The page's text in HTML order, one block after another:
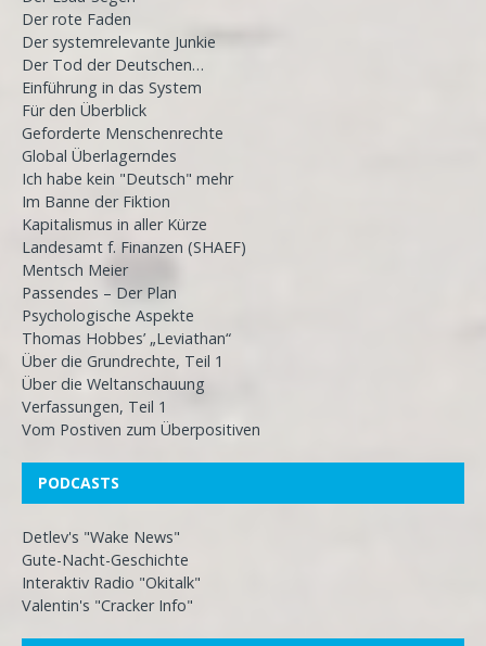
Der rote Faden
Der systemrelevante Junkie
Der Tod der Deutschen…
Einführung in das System
Für den Überblick
Geforderte Menschenrechte
Global Überlagerndes
Ich habe kein "Deutsch" mehr
Im Banne der Fiktion
Kapitalismus in aller Kürze
Landesamt f. Finanzen (SHAEF)
Mentsch Meier
Passendes – Der Plan
Psychologische Aspekte
Thomas Hobbes’ „Leviathan“
Über die Grundrechte, Teil 1
Über die Weltanschauung
Verfassungen, Teil 1
Vom Postiven zum Überpositiven
PODCASTS
Detlev's "Wake News"
Gute-Nacht-Geschichte
Interaktiv Radio "Okitalk"
Valentin's "Cracker Info"